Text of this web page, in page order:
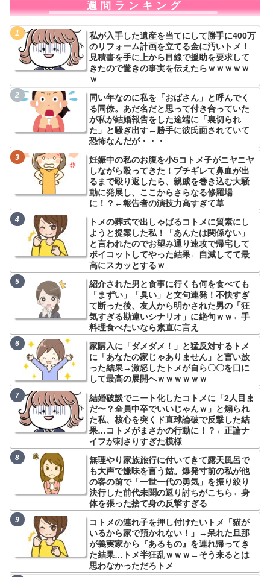
週間ランキング
私が入手した遺産を当てにして勝手に400万
のリフォーム計画を立てる金に汚いトメ！
見積書を手に上から目線で援助を要求して
きたので驚きの事実を伝えたらｗｗｗｗｗ
ｗ
同い年なのに私を「おばさん」と呼んでく
る同僚。あだ名だと思って付き合っていた
が私が結婚報告をした途端に「裏切られ
た」と騒ぎ出す←勝手に彼氏面されていて
恐怖なんだが・・・
妊娠中の私のお腹を小5コトメ子がニヤニヤ
しながら殴ってきた！ブチギレて鼻血が出
るまで殴り返したら、親戚を巻き込む大騒
動に発展し、ここからさらなる修羅場
に！？←報告者の演技力高すぎて草
トメの葬式で出しゃばるコトメに質素にし
ようと提案した私！「あんたは関係ない」
と言われたのでお望み通り速攻で帰宅して
ボイコットしてやった結果←自滅してて最
高にスカッとするｗ
紹介された男と食事に行くも何を食べても
「まずい」「臭い」と文句連発！不快すぎ
て断った後、友人から明かされた男の「狂
気すぎる勘違いシナリオ」に絶句ｗｗ←手
料理食べたいなら素直に言え
家購入に「ダメダメ！」と猛反対するトメ
に「あなたの家じゃありません」と言い放
った結果→激怒したトメが自ら〇〇を口に
して最高の展開へｗｗｗｗｗｗ
結婚破談でニート化したコトメに「2人目ま
だ〜？全員中卒でいいじゃんｗ」と煽られ
た私、核心を突くド直球論破で反撃した結
果…コトメがまさかの行動に！？←正論ナ
イフが刺さりすぎた模様
無理やり家族旅行に付いてきて露天風呂で
も大声で嫌味を言う姑。爆発寸前の私が他
の客の前で「一世一代の勇気」を振り絞り
決行した前代未聞の返り討ちがこちら←身
体を張った捨て身の反撃すぎる
コトメの連れ子を押し付けたいトメ「猫が
いるから家で預かれない！」→呆れた旦那
が義実家から『あるもの』を連れ帰ってき
た結果…トメ半狂乱ｗｗｗ←そう来るとは
思わなかっただろトメ